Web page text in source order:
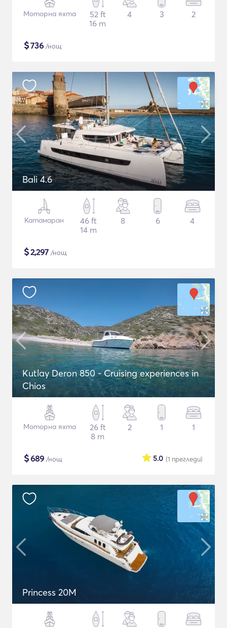
Моторна яхта
52 ft
16 m
4 3 2
$736 /нощ
Bali 4.6
Катамаран
46 ft
14 m
8 6 4
$2,297 /нощ
Kutlay Deron 850 - Cruising experiences in
Chios
Моторна яхта
26 ft
8 m
2 1 1
$689 /нощ (1 прегледи)
5.0
Princess 20M